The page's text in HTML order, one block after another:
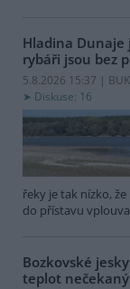
Hladina
rybáři jsou bez
5.8.2026 15:37 |
Diskuse: 16
řeky je tak nízko,
do přístavu
Bozkovské
teplot